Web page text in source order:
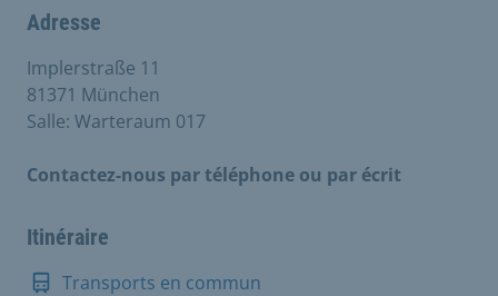
Adresse
Implerstraße 11
81371 München
Salle: Warteraum 017
Contactez-nous par téléphone ou par écrit
Itinéraire
Transports en commun